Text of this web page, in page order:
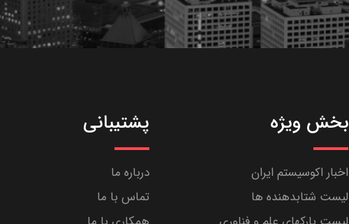
بخش ویژه
اخبار اکوسیستم ایران
لیست شتابدهنده ها
پشتیبانی
درباره ما
تماس با ما